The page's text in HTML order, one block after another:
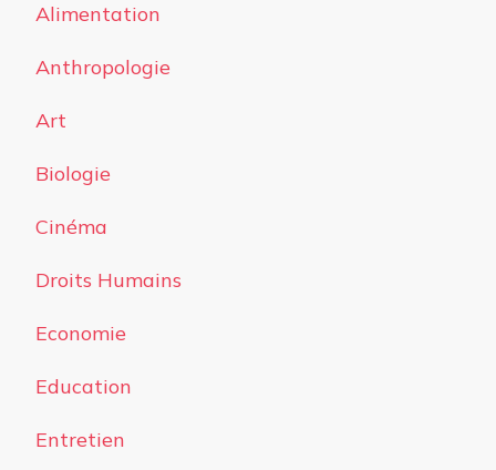
Alimentation
Anthropologie
Art
Biologie
Cinéma
Droits Humains
Economie
Education
Entretien